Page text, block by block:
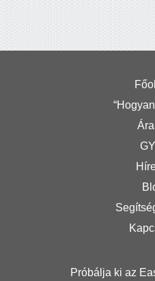
Próbálja ki az